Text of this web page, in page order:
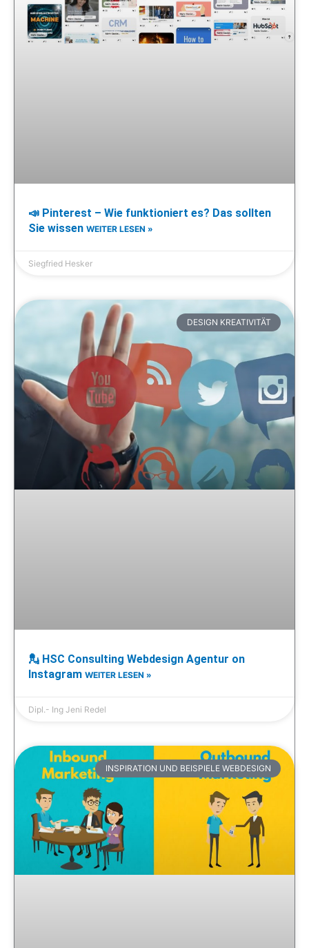
📣 Pinterest – Wie funktioniert es? Das sollten
Sie wissen WEITER LESEN »
Siegfried Hesker
DESIGN KREATIVITÄT
💂 HSC Consulting Webdesign Agentur on
Instagram WEITER LESEN »
Dipl.- Ing Jeni Redel
INSPIRATION UND BEISPIELE WEBDESIGN